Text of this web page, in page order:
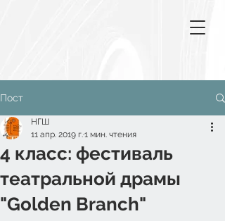
Пост
4 класс: фестиваль
театральной драмы
"Golden Branch"
НГШ
11 апр. 2019 г.1 мин. чтения